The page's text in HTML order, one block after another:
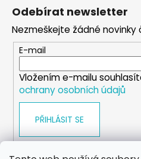
Odebírat newsletter
Nezmeškejte žádné novinky
E-mail
Vložením e-mailu
ochrany osobních údajů
PŘIHLÁSIT SE